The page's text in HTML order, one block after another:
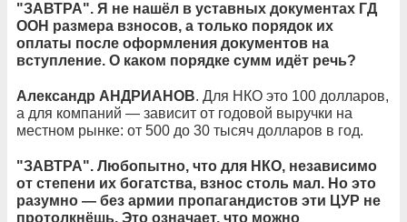
"ЗАВТРА". Я не нашёл в уставных документах ГД
ООН размера взносов, а только порядок их
оплаты после оформления документов на
вступление. О каком порядке сумм идёт речь?
Александр АНДРИАНОВ. Для НКО это 100 долларов,
а для компаний — зависит от годовой выручки на
местном рынке: от 500 до 30 тысяч долларов в год.
"ЗАВТРА". Любопытно, что для НКО, независимо
от степени их богатства, взнос столь мал. Но это
разумно — без армии пропагандистов эти ЦУР не
протолкнёшь. Это означает, что можно